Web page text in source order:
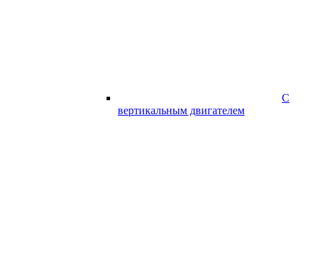
С
вертикальным двигателем